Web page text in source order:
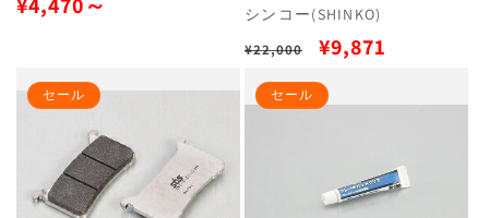
元:
格
販
元:
シンコー(SHINKO)
通
常
価
¥22,000
セ
ー
ル
¥9,871
セール セール